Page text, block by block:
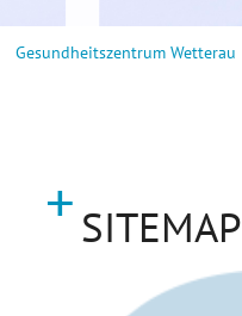
Gesundheitszentrum Wetterau
SITEMAP